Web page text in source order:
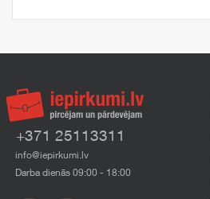
+371 25113311
info@iepirkumi.lv
Darba dienās 09:00 - 18:00